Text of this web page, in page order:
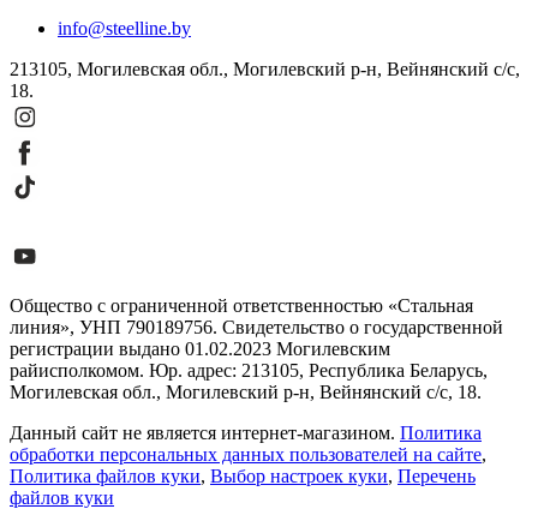
info@steelline.by
213105, Могилевская обл., Могилевский р-н, Вейнянский с/с,
18.
Общество с ограниченной ответственностью «Стальная
линия», УНП 790189756. Свидетельство о государственной
регистрации выдано 01.02.2023 Могилевским
райисполкомом. Юр. адрес: 213105, Республика Беларусь,
Могилевская обл., Могилевский р-н, Вейнянский с/с, 18.
Данный сайт не является интернет-магазином. Политика
обработки персональных данных пользователей на сайте,
Политика файлов куки, Выбор настроек куки, Перечень
файлов куки